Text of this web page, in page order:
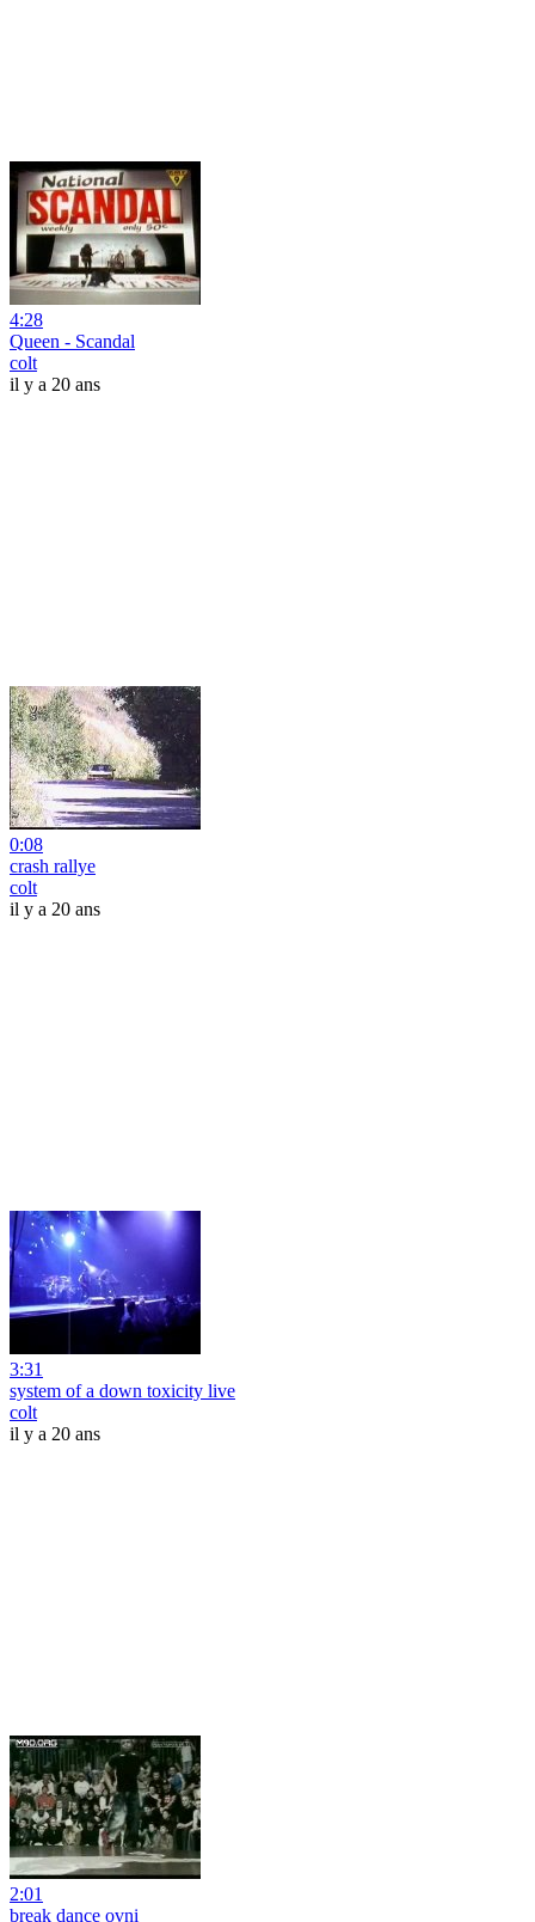
4:28
Queen - Scandal
colt
il y a 20 ans
0:08
crash rallye
colt
il y a 20 ans
3:31
system of a down toxicity live
colt
il y a 20 ans
2:01
break dance ovni